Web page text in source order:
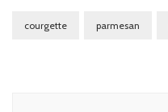
courgette parmesan